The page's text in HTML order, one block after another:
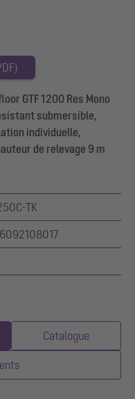
GTF 1200 Res Mono
submersible,
individuelle,
de relevage 9 m
TK
Catalogue